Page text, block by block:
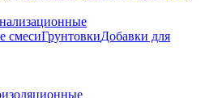
смесиГрунтовкиДобавки для